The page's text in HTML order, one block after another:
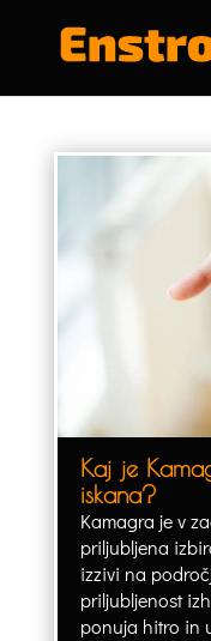
Kaj je
iskana?
Kamagra je v
priljubljena
izzivi na
priljubljenost
ponuja hitro in